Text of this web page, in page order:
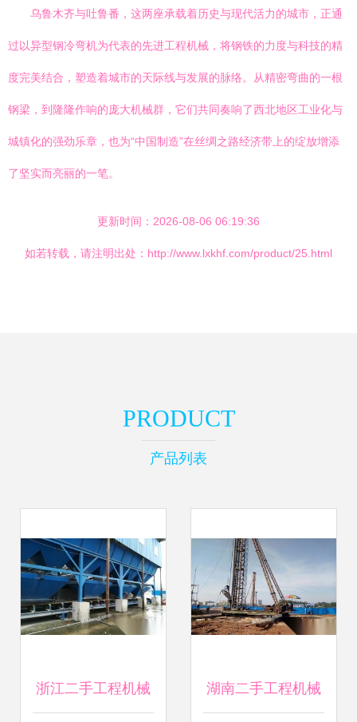
乌鲁木齐与吐鲁番，这两座承载着历史与现代活力的城市，正通
过以异型钢冷弯机为代表的先进工程机械，将钢铁的力度与科技的精
度完美结合，塑造着城市的天际线与发展的脉络。从精密弯曲的一根
钢梁，到隆隆作响的庞大机械群，它们共同奏响了西北地区工业化与
城镇化的强劲乐章，也为“中国制造”在丝绸之路经济带上的绽放增添
了坚实而亮丽的一笔。
更新时间：2026-08-06 06:19:36
如若转载，请注明出处：http://www.lxkhf.com/product/25.html
PRODUCT
产品列表
浙江二手工程机械 湖南二手工程机械